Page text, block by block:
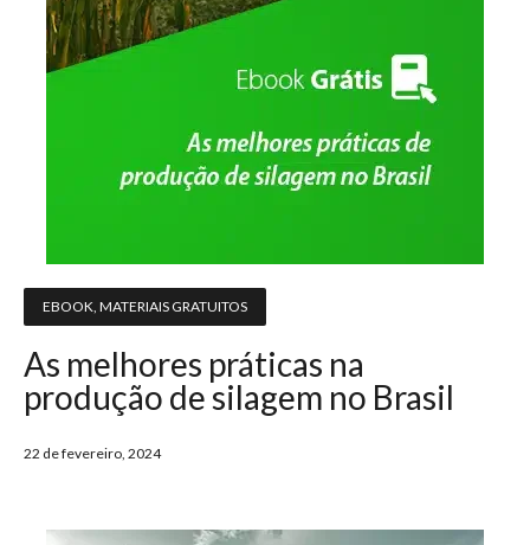
EBOOK MATERIAIS GRATUITOS
As melhores práticas na
produção de silagem no Brasil
22 de fevereiro, 2024